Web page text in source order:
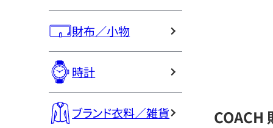
財布／小物
時計
ブランド衣料／雑貨 COACH